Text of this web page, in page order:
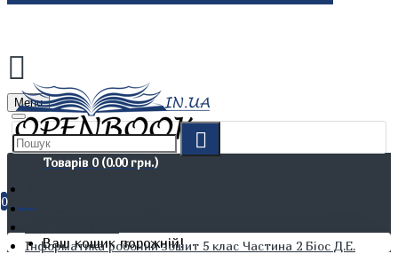
Menu
Товарів 0 (0.00 грн.)
0
Ваш кошик порожній!
Дітям. Навчання та дозвілля
Інформатика робочий зошит 5 клас Частина 2 Біос Д.Е.